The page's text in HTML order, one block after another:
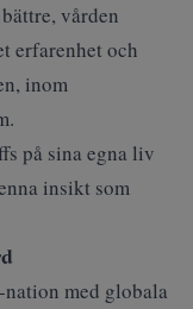
vården
erfarenhet och
inom
på sina egna liv
insikt som
med globala